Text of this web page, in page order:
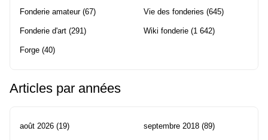
Fonderie amateur(67)
Fonderie d'art (291)
Forge (40)
Vie des fonderies (645)
Wiki fonderie (1 642)
Articles par années
août 2026 (19) septembre 2018 (89)